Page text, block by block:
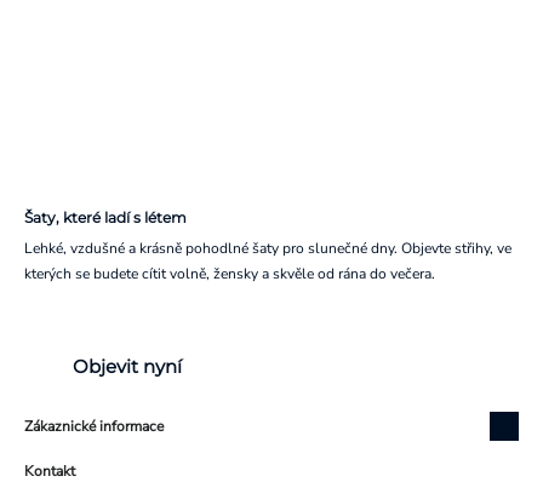
Šaty, které ladí s létem
Lehké, vzdušné a krásně pohodlné šaty pro slunečné dny. Objevte střihy, ve
kterých se budete cítit volně, žensky a skvěle od rána do večera.
Objevit nyní
Zákaznické informace
Kontakt